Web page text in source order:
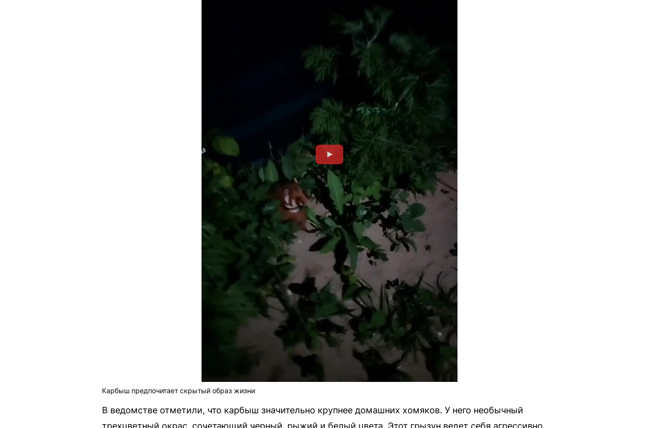
Карбыш предпочитает скрытый образ жизни
В ведомстве отметили, что карбыш значительно крупнее домашних хомяков. У него необычный
трехцветный окрас, сочетающий черный, рыжий и белый цвета. Этот грызун ведет себя агрессивно,